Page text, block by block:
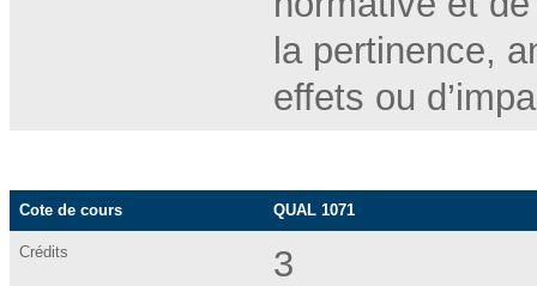
la pertinence,
effets ou
Cote de cours QUAL 1071
Crédits 3